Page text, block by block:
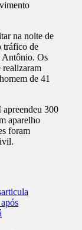
na noite de
tráfico de
Antônio. Os
realizaram
de 41
apreendeu 300
aparelho
foram